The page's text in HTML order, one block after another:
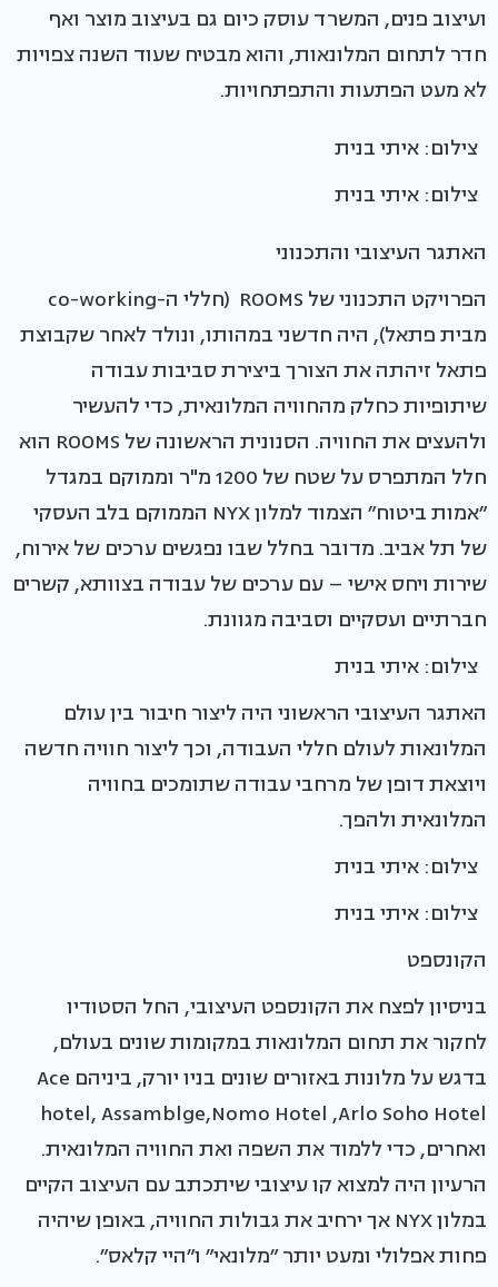
ועיצוב פנים, המשרד עוסק כיום גם בעיצוב מוצר ואף
חדר לתחום המלונאות, והוא מבטיח שעוד השנה צפויות
לא מעט הפתעות והתפתחויות.
צילום: איתי בנית
צילום: איתי בנית
האתגר העיצובי והתכנוני
הפרויקט התכנוני של ROOMS (חללי ה-co-working
מבית פתאל), היה חדשני במהותו, ונולד לאחר שקבוצת
פתאל זיהתה את הצורך ביצירת סביבות עבודה
שיתופיות כחלק מהחוויה המלונאית, כדי להעשיר
ולהעצים את החוויה. הסנונית הראשונה של ROOMS הוא
חלל המתפרס על שטח של 1200 מ"ר וממוקם במגדל
״אמות ביטוח״ הצמוד למלון NYX הממוקם בלב העסקי
של תל אביב. מדובר בחלל שבו נפגשים ערכים של אירוח,
שירות ויחס אישי – עם ערכים של עבודה בצוותא, קשרים
חברתיים ועסקיים וסביבה מגוונת.
צילום: איתי בנית
האתגר העיצובי הראשוני היה ליצור חיבור בין עולם
המלונאות לעולם חללי העבודה, וכך ליצור חוויה חדשה
ויוצאת דופן של מרחבי עבודה שתומכים בחוויה
המלונאית ולהפך.
צילום: איתי בנית
צילום: איתי בנית
הקונספט
בניסיון לפצח את הקונספט העיצובי, החל הסטודיו
לחקור את תחום המלונאות במקומות שונים בעולם,
בדגש על מלונות באזורים שונים בניו יורק, ביניהם Ace
ואחרים, כדי ללמוד את השפה ואת החוויה המלונאית.
הרעיון היה למצוא קו עיצובי שיתכתב עם העיצוב הקיים
במלון NYX אך ירחיב את גבולות החוויה, באופן שיהיה
פחות אפלולי ומעט יותר ״מלונאי״ ו״היי קלאס״.